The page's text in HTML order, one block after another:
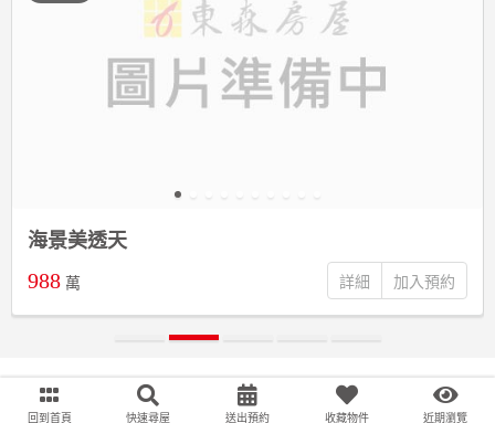
海景美透天
988 萬 詳細
回到首頁 快速尋屋 送出預約 收藏物件 近期瀏覽